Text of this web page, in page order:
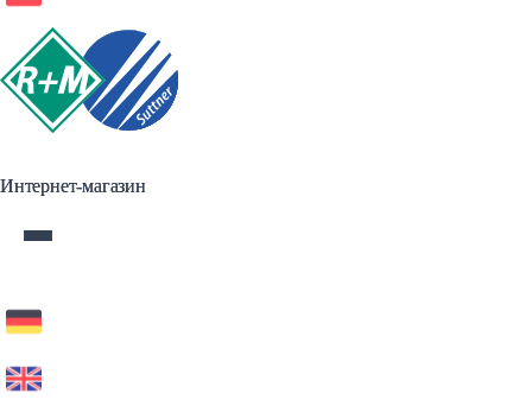
Интернет-магазин
Интернет-магазин